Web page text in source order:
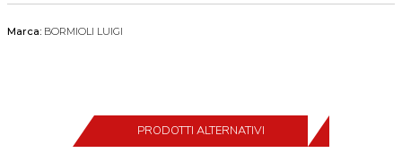
Marca: BORMIOLI LUIGI
PRODOTTI ALTERNATIVI